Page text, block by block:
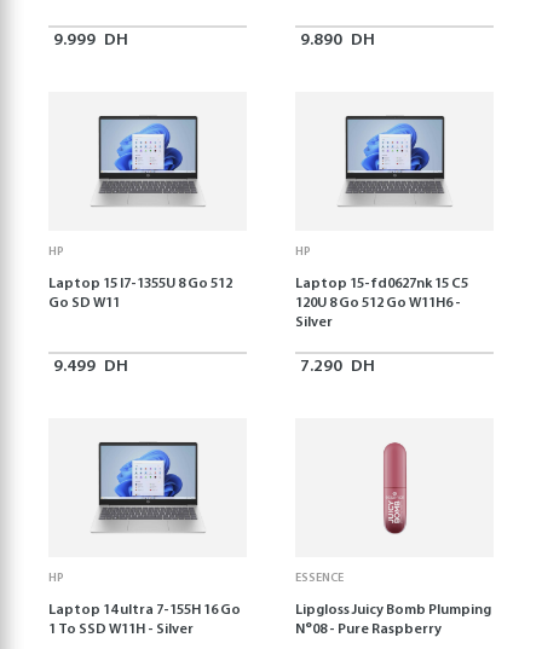
9.999 DH 9.890 DH
HP
Laptop 15 I7-1355U 8 Go 512
Go SD W11
9.499 DH
HP
Laptop 15-fd0627nk 15 C5
120U 8 Go 512 Go W11H6 -
Silver
7.290 DH
HP
Laptop 14 ultra 7-155H 16 Go
1 To SSD W11H - Silver
ESSENCE
Lipgloss Juicy Bomb Plumping
N°08 - Pure Raspberry